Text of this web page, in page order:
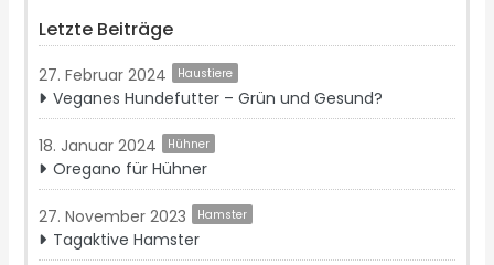
Letzte Beiträge
27. Februar 2024 Haustiere
Veganes Hundefutter – Grün und Gesund?
18. Januar 2024 Hühner
Oregano für Hühner
27. November 2023 Hamster
Tagaktive Hamster